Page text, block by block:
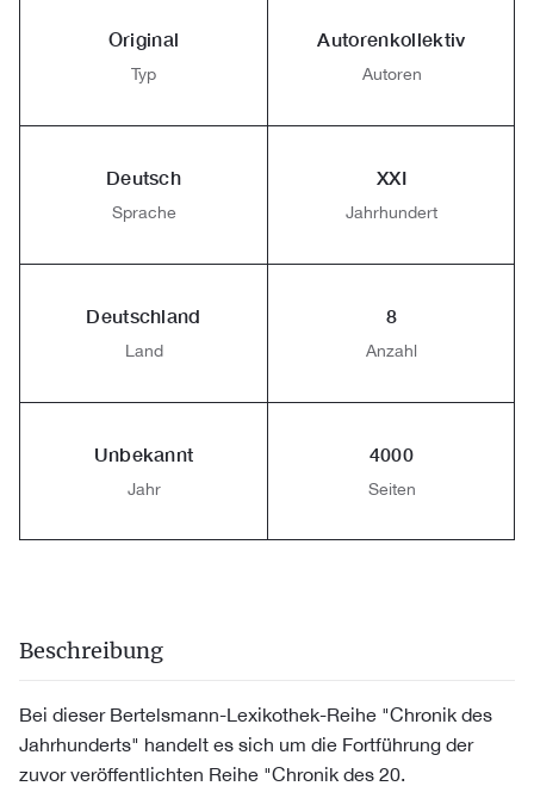
Original
Typ
Autorenkollektiv
Autoren
Deutsch
Sprache
XXI
Jahrhundert
Deutschland
Land
8
Anzahl
Unbekannt
Jahr
4000
Seiten
Beschreibung
Bei dieser Bertelsmann-Lexikothek-Reihe "Chronik des
Jahrhunderts" handelt es sich um die Fortführung der
zuvor veröffentlichten Reihe "Chronik des 20.